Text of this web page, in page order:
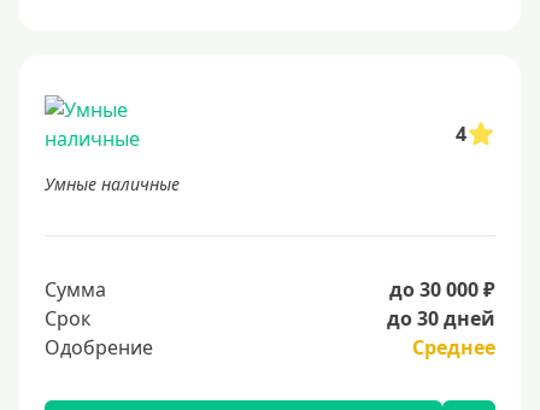
4
Умные наличные
Сумма
до 30 000 ₽
Срок
до 30 дней
Одобрение
Среднее